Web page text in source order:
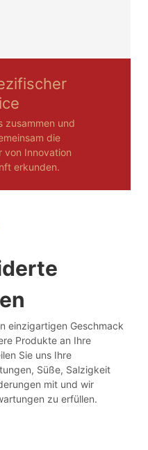
zusammen und
die
von Innovation
erkunden.
einzigartigen Geschmack
Produkte an Ihre
Sie uns Ihre
Süße, Salzigkeit
mit und wir
zu erfüllen.